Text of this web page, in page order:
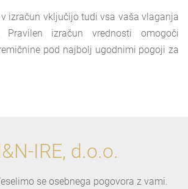
izračun vključijo tudi vsa vaša vlaganja
Pravilen izračun vrednosti omogoči
pod najbolj ugodnimi pogoji za
IRE, d.o.o.
se osebnega pogovora z vami.